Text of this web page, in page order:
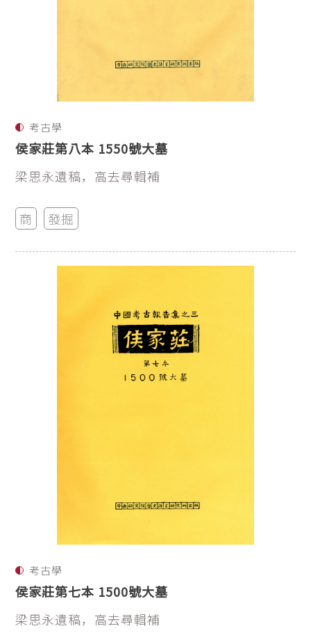
考古學
侯家莊第八本 1550號大墓
梁思永遺稿，高去尋輯補
商 發掘
考古學
侯家莊第七本 1500號大墓
梁思永遺稿，高去尋輯補